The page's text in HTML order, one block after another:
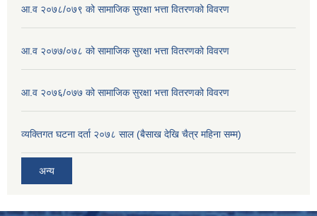
आ.व २०७८/०७९ को सामाजिक सुरक्षा भत्ता वितरणको विवरण
आ.व २०७७/०७८ को सामाजिक सुरक्षा भत्ता वितरणको विवरण
आ.व २०७६/०७७ को सामाजिक सुरक्षा भत्ता वितरणको विवरण
व्यक्तिगत घटना दर्ता २०७८ साल (बैसाख देखि चैत्र महिना सम्म)
अन्य